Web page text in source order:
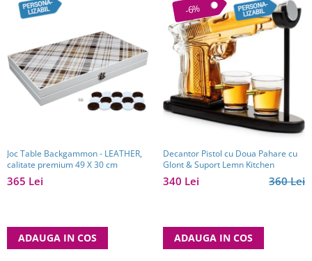
Joc Table Backgammon - LEATHER,
calitate premium 49 X 30 cm
365 Lei
ADAUGA IN COS
-6%
Decantor Pistol cu Doua Pahare cu
Glont & Suport Lemn Kitchen
360 Lei
340 Lei
ADAUGA IN COS